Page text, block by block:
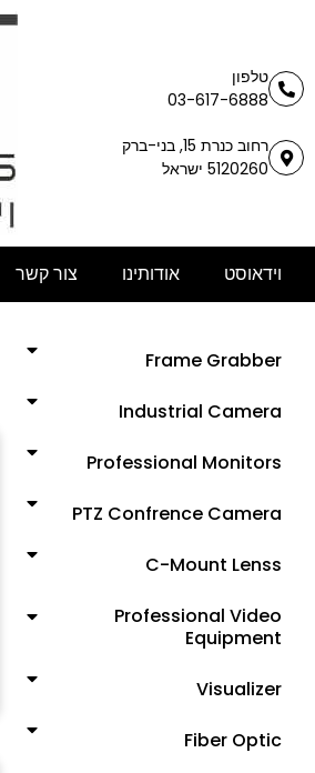
טלפון
03-617-6888
רחוב כנרת 15, בני-ברק
5120260 ישראל
וידאוסט אודותינו צור קשר
Frame Grabber
Industrial Camera
Professional Monitors
PTZ Confrence Camera
C-Mount Lenss
Professional Video
Equipment
Visualizer
Fiber Optic